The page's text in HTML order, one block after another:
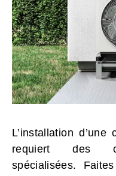
L’installation
requiert des
spécialisées.